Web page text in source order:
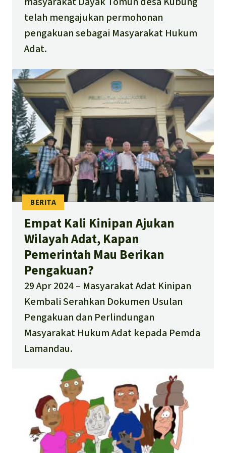
telah mengajukan permohonan
pengakuan sebagai Masyarakat Hukum
Adat.
Empat Kali Kinipan Ajukan
Wilayah Adat, Kapan
Pemerintah Mau Berikan
Pengakuan?
29 Apr 2024
Masyarakat Adat Kinipan
Kembali Serahkan Dokumen Usulan
Pengakuan dan Perlindungan
Masyarakat Hukum Adat kepada Pemda
Lamandau.